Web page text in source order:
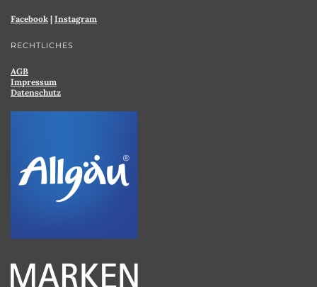
Facebook | Instagram
RECHTLICHES
AGB
Impressum
Datenschutz